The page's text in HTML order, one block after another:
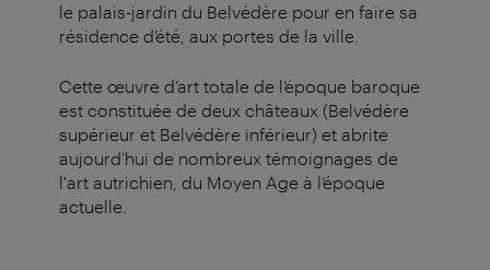
le palais-jardin du Belvédère pour en faire sa
résidence d’été, aux portes de la ville.
Cette œuvre d’art totale de l’époque baroque
est constituée de deux châteaux (Belvédère
supérieur et Belvédère inférieur) et abrite
aujourd’hui de nombreux témoignages de
l'art autrichien, du Moyen Age à l’époque
actuelle.